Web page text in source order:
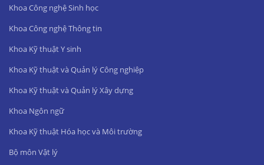
Khoa Công nghệ Sinh học
Khoa Công nghệ Thông tin
Khoa Kỹ thuật Y sinh
Khoa Kỹ thuật và Quản lý Công nghiệp
Khoa Kỹ thuật và Quản lý Xây dựng
Khoa Ngôn ngữ
Khoa Kỹ thuật Hóa học và Môi trường
Bộ môn Vật lý